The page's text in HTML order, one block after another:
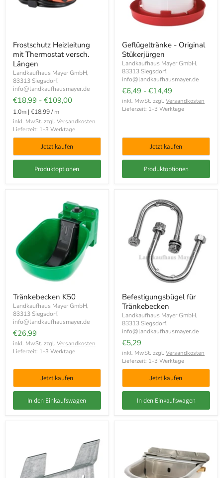
Frostschutz Heizleitung
mit Thermostat versch.
Längen
Landkaufhaus Mayer GmbH,
83313 Siegsdorf,
info@landkaufhausmayer.de
€18,99 - €109,00
1.0m | €18,99/m
inkl. MwSt. zzgl. Versandkosten
Lieferzeit: 1-3 Werktage
Jetzt kaufen
Produktoptionen
Geflügeltränke - Original
Stükerjürgen
Landkaufhaus Mayer GmbH,
83313 Siegsdorf,
info@landkaufhausmayer.de
€6,49 - €14,49
inkl. MwSt. zzgl. Versandkosten
Lieferzeit: 1-3 Werktage
Jetzt kaufen
Produktoptionen
Tränkebecken K50
Landkaufhaus Mayer GmbH,
83313 Siegsdorf,
info@landkaufhausmayer.de
€26,99
inkl. MwSt. zzgl. Versandkosten
Lieferzeit: 1-3 Werktage
Jetzt kaufen
In den Einkaufswagen
Befestigungsbügel für
Tränkebecken
Landkaufhaus Mayer GmbH,
83313 Siegsdorf,
info@landkaufhausmayer.de
€5,29
inkl. MwSt. zzgl. Versandkosten
Lieferzeit: 1-3 Werktage
Jetzt kaufen
In den Einkaufswagen